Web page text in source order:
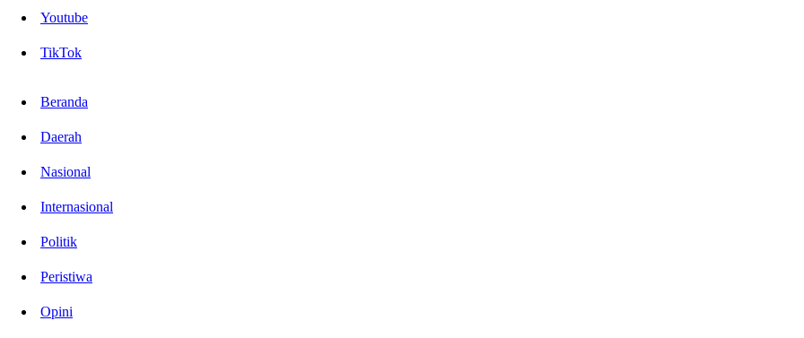
Youtube
TikTok
Beranda
Daerah
Nasional
Internasional
Politik
Peristiwa
Opini